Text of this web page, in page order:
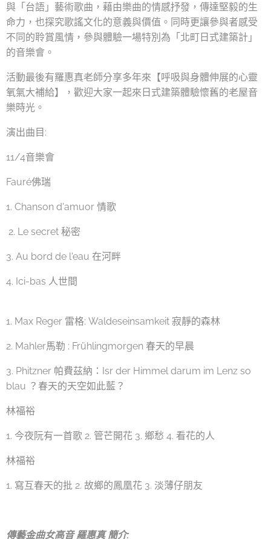
與「台語」藝術歌曲，藉由樂曲的情感抒發，傳達堅毅的生
命力，也探究歌謠文化的意義與價值。同時更讓參與者感受
不同的聆賞風情，參與體驗一場特別為「北町日式建築計」
的音樂會。
活動最後有羅惠真老師分享多年來【呼吸與身體伸展的心靈
氧氣大補給】，歡迎大家一起來日式建築體驗懷舊的老屋音
樂時光。
演出曲目:
11/4音樂會
Fauré佛瑞
1. Chanson d'amuor 情歌
2. Le secret 秘密
3. Au bord de l'eau 在河畔
4. Ici-bas 人世間
1. Max Reger 雷格: Waldeseinsamkeit 寂靜的森林
2. Mahler馬勒 : Frühlingmorgen 春天的早晨
3. Phitzner 帕費茲納：Isr der Himmel darum im Lenz so
blau ？春天的天空如此藍？
林福裕
1. 今夜阮有一首歌 2. 管芒開花 3. 鄉愁 4. 看花的人
林福裕
1. 寫互春天的批 2. 故鄉的鳳凰花 3. 淡薄仔朋友
傳藝金曲女高音 羅惠真 簡介: